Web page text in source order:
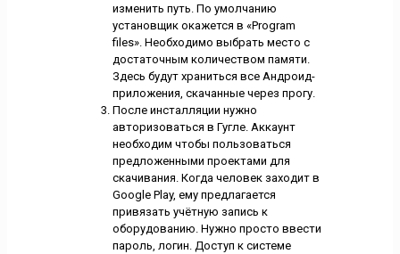
изменить путь. По умолчанию
установщик окажется в «Program
files». Необходимо выбрать место с
достаточным количеством памяти.
Здесь будут храниться все Андроид-
приложения, скачанные через прогу.
После инсталляции нужно
авторизоваться в Гугле. Аккаунт
необходим чтобы пользоваться
предложенными проектами для
скачивания. Когда человек заходит в
Google Play, ему предлагается
привязать учётную запись к
оборудованию. Нужно просто ввести
пароль, логин. Доступ к системе